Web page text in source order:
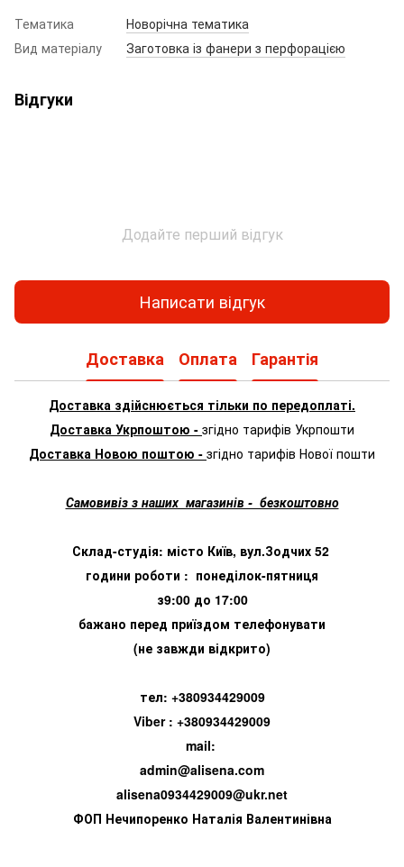
Тематика
Новорічна тематика
Вид матеріалу
Заготовка із фанери з перфорацією
Відгуки
Додайте перший відгук
Написати відгук
Доставка Оплата Гарантія
Доставка здійснюється тільки по передоплаті.
Доставка Укрпоштою - згідно тарифів Укрпошти
Доставка Новою поштою - згідно тарифів Нової пошти
Самовивіз з наших магазинів - безкоштовно
Склад-студія: місто Київ, вул.Зодчих 52
години роботи : понеділок-пятниця
з9:00 до 17:00
бажано перед приїздом телефонувати
(не завжди відкрито)
тел: +380934429009
Viber : +380934429009
mail:
admin@alisena.com
alisena0934429009@ukr.net
ФОП Нечипоренко Наталія Валентинівна